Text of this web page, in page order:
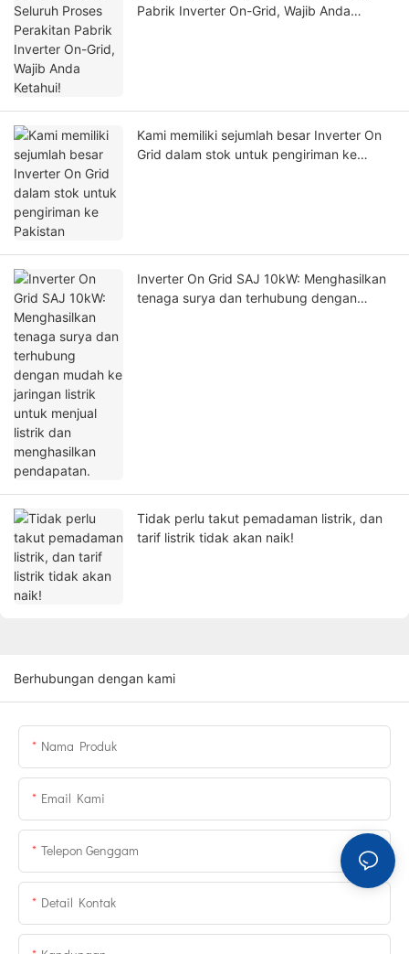
Pabrik Inverter On-Grid, Wajib Anda
Kami memiliki sejumlah besar Inverter On
Grid dalam stok untuk pengiriman ke
Inverter On Grid SAJ 10kW: Menghasilkan
tenaga surya dan terhubung dengan
Tidak perlu takut pemadaman listrik, dan
tarif listrik tidak akan naik!
Berhubungan dengan kami
Nama Produk
Email Kami
Telepon Genggam
Detail Kontak